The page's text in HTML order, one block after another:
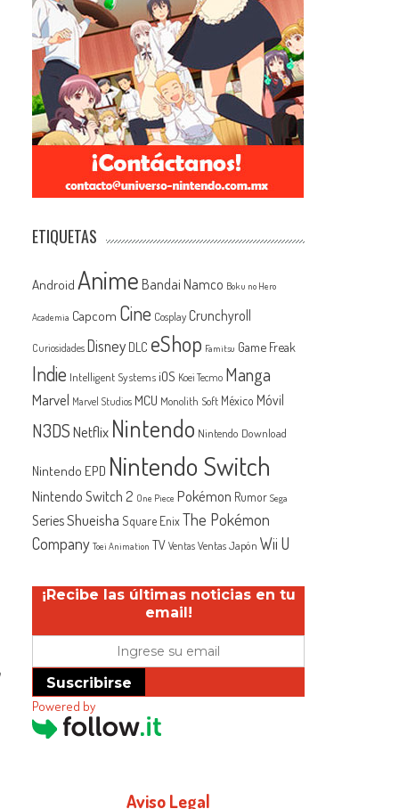
ETIQUETAS
Android Anime Bandai Namco Boku no Hero
Academia Capcom Cine Cosplay Crunchyroll
Curiosidades Disney DLC eShop Famitsu Game Freak
Indie Intelligent Systems iOS Koei Tecmo Manga
Marvel Marvel Studios MCU Monolith Soft México Móvil
N3DSNetflix Nintendo Nintendo Download
Nintendo EPD Nintendo Switch
Nintendo Switch 2 One Piece Pokémon Rumor Sega
SeriesShueisha Square EnixThe Pokémon
Company Toei Animation TV Ventas Ventas Japón Wii U
¡Recibe las últimas noticias en tu
email!
Suscribirse
Powered by
Aviso Legal